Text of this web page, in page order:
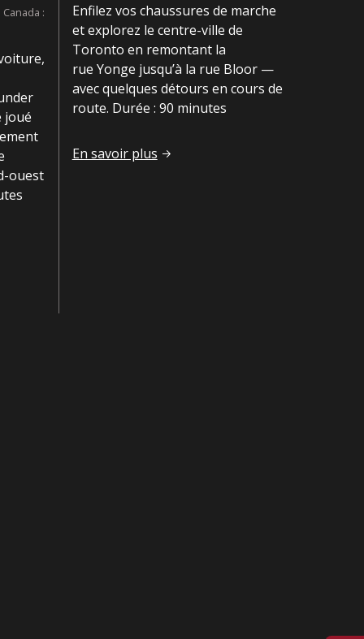
de Kingston
:
joué
ouest
Enfilez vos chaussures de marche
et explorez le centre-ville de
Toronto en remontant la
rue Yonge jusqu’à la rue Bloor —
avec quelques détours en cours de
route. Durée : 90 minutes
Rue Yonge à Toronto
En savoir plus